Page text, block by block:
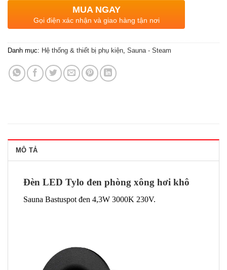
MUA NGAY
Gọi điện xác nhận và giao hàng tận nơi
Danh mục: Hệ thống & thiết bị phụ kiện Sauna - Steam
MÔ TẢ
Đèn LED Tylo đen phòng xông hơi khô
Sauna Bastuspot đen 4,3W 3000K 230V.